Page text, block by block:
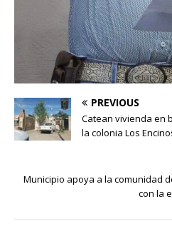
PREVIOUS
Catean vivienda en
la colonia Los
Municipio apoya a la comunidad
con la